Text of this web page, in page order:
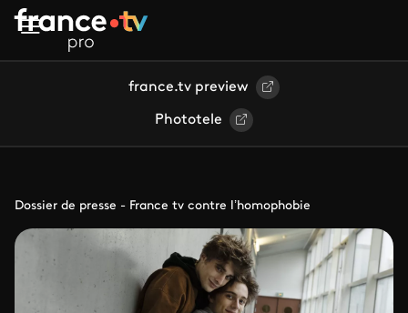
Aller au contenu principal
france.tv preview
Phototele
Dossier de presse - France tv contre l’homophobie